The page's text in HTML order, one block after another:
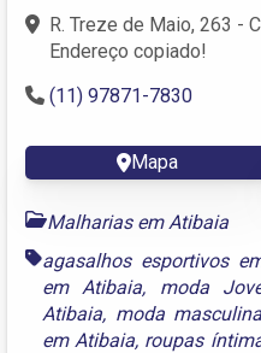
R. Treze de Maio, 263 -
Endereço copiado!
(11) 97871-7830
Mapa
Malharias em Atibaia
agasalhos esportivos
em Atibaia, moda
Atibaia, moda
em Atibaia, roupas